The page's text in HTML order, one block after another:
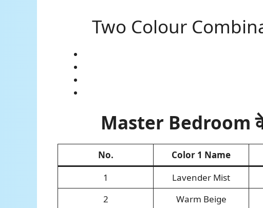
Two Colour
Master Bedroom
No. Color 1 Name
1
Lavender Mist
2
Warm Beige